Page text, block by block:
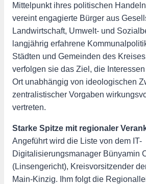
Mittelpunkt ihres politischen
vereint engagierte Bürger aus
Landwirtschaft, Umwelt- und
langjährig erfahrene
Städten und Gemeinden des
verfolgen sie das Ziel, die
Ort unabhängig von ideologischen
zentralistischer Vorgaben
vertreten.
Starke Spitze mit regionaler
Angeführt wird die Liste von dem IT-
Digitalisierungsmanager Bünyamin
(Linsengericht), Kreisvorsitzender
Main-Kinzig. Ihm folgt die